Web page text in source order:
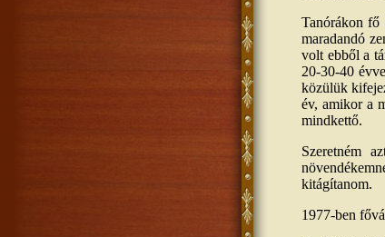
Tanórákon fő
maradandó
volt ebből a
20-30-40
közülük
év, amikor a
mindkettő.
Szeretném
kitágítanom.
1977-ben